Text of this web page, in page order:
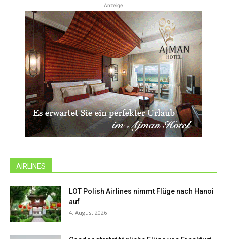
Anzeige
AIRLINES
LOT Polish Airlines nimmt Flüge nach Hanoi
auf
4. August 2026